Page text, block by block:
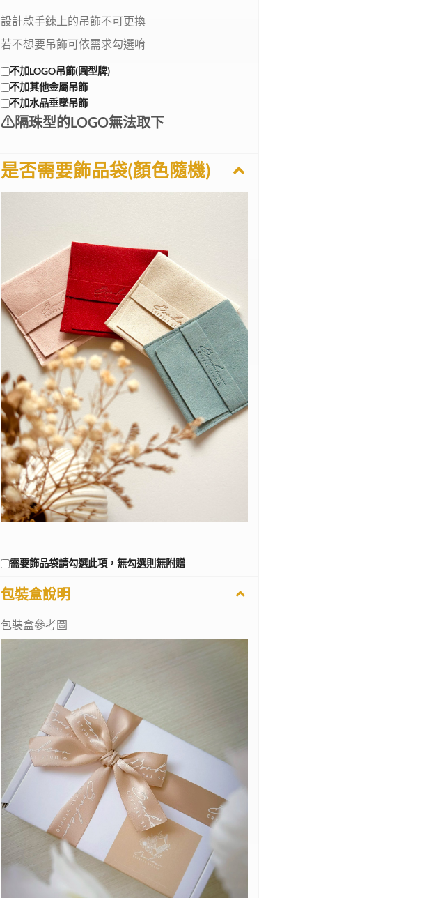
設計款手鍊上的吊飾不可更換
若不想要吊飾可依需求勾選唷
不加LOGO吊飾(圓型牌)
不加其他金屬吊飾
不加水晶垂墜吊飾
⚠︎︎隔珠型的LOGO無法取下
是否需要飾品袋(顏色隨機)
需要飾品袋請勾選此項，無勾選則無附贈
包裝盒說明
包裝盒參考圖